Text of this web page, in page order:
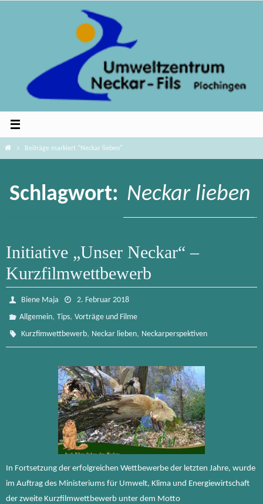
HomeBeiträge markiert "Neckar lieben"
Schlagwort: Neckar lieben
Initiative „Unser Neckar“ –
Kurzfilmwettbewerb
Biene Maja
2. Februar 2018
Allgemein,Tips,Vorträge und Filme
Kurzfimwettbewerb, Neckar lieben, Neckarperspektiven
In Fortsetzung der erfolgreichen Wettbewerbe der letzten Jahre, wurde
im Auftrag des Ministeriums für Umwelt, Klima und Energiewirtschaft
der zweite Kurzfilmwettbewerb unter dem Motto